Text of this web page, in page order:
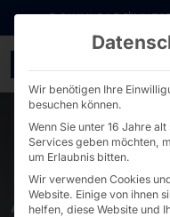
Direkt zum Inhalt
DOWNLOADS
AKHET® MOTION &
Wir benötigen Ihre
besuchen können.
Wenn Sie unter 16 Jahre
Services geben möchten,
um Erlaubnis bitten.
Wir verwenden Cookies
Website. Einige von ihnen
helfen, diese Website und